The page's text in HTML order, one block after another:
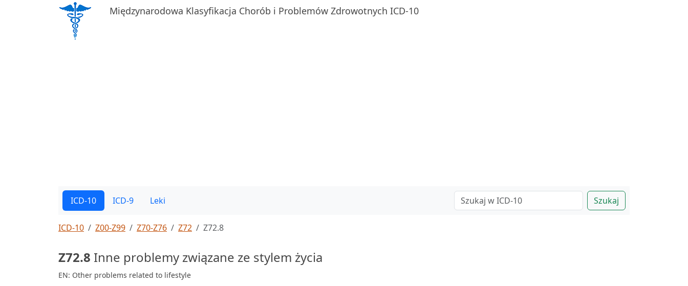
Międzynarodowa Klasyfikacja Chorób i Problemów Zdrowotnych ICD-10
ICD-10 ICD-9 Leki Szukaj
ICD-10 Z00-Z99 Z70-Z76 Z72 Z72.8
Z72.8 Inne problemy związane ze stylem życia
EN: Other problems related to lifestyle